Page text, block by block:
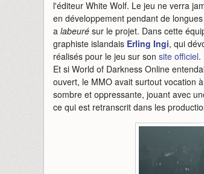
l'éditeur White Wolf. Le jeu ne verra
en développement pendant de
a labeuré sur le projet. Dans cette
graphiste islandais Erling Ingi, qui
réalisés pour le jeu sur son site officiel.
Et si World of Darkness Online
ouvert, le MMO avait surtout vocation
sombre et oppressante, jouant avec
ce qui est retranscrit dans les